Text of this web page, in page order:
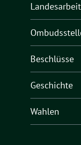
Beschlüsse
Geschichte
Wahlen